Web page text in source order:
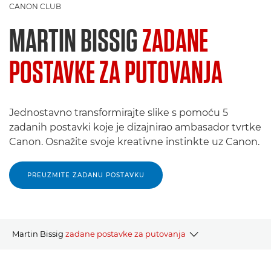
CANON CLUB
MARTIN BISSIGZADANE
POSTAVKE ZA PUTOVANJA
Jednostavno transformirajte slike s pomoću 5
zadanih postavki koje je dizajnirao ambasador tvrtke
Canon. Osnažite svoje kreativne instinkte uz Canon.
PREUZMITE ZADANU POSTAVKU
Martin Bissig zadane postavke za putovanja